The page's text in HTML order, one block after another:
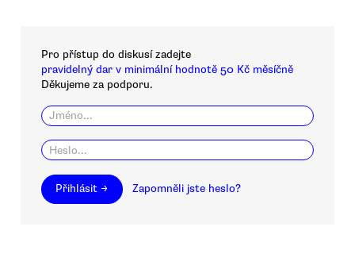
Pro přístup do diskusí zadejte
pravidelný dar v minimální hodnotě 50 Kč měsíčně
Děkujeme za podporu.
Přihlásit → Zapomněli jste heslo?